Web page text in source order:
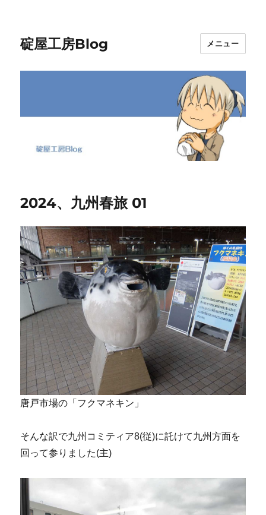
碇屋工房Blog メニュー
2024、九州春旅 01
唐戸市場の「フクマネキン」
そんな訳で九州コミティア8(従)に託けて九州方面を
回って参りました(主)